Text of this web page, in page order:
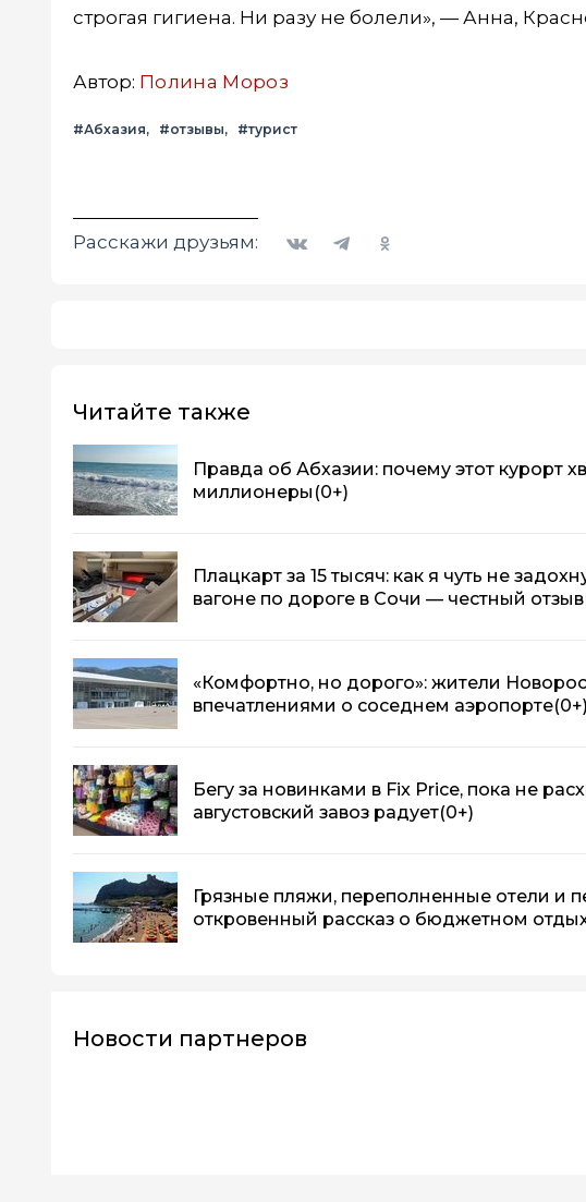
строгая гигиена. Ни разу не болели», — Анна,
Автор: Полина Мороз
#Абхазия #отзывы #турист
Расскажи друзьям:
Читайте также
Правда об Абхазии: почему этот курорт
миллионеры (0+)
Плацкарт за 15 тысяч: как я чуть не
вагоне по дороге в Сочи — честный отзыв
«Комфортно, но дорого»: жители
впечатлениями о соседнем аэропорте(0+)
Бегу за новинками в Fix Price, пока не
августовский завоз радует(0+)
Грязные пляжи, переполненные отели и
откровенный рассказ о бюджетном
Новости партнеров